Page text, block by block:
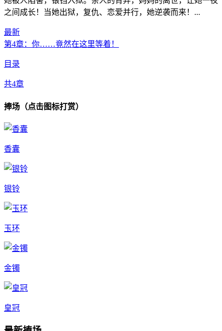
之间成长！当她出狱，复仇、恋爱并行，她逆袭而来！...
最新
第4章：你……竟然在这里等着！
目录
共4章
捧场（点击图标打赏）
香囊
银铃
玉环
金镯
皇冠